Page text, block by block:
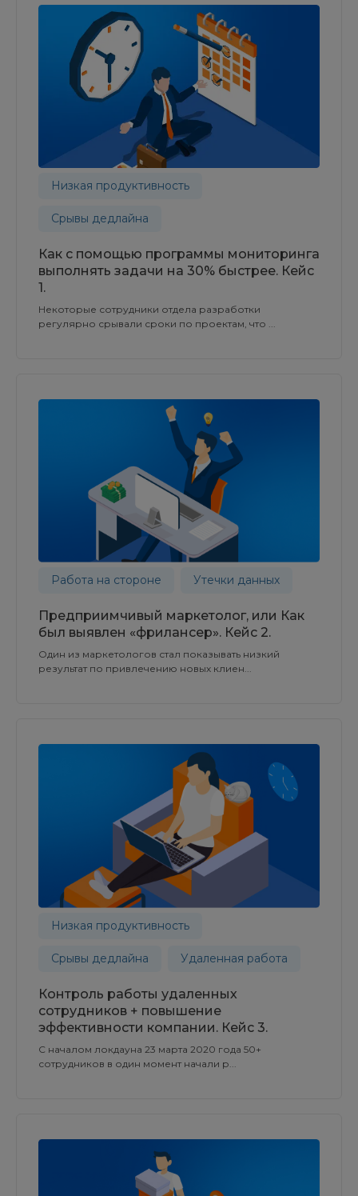
Низкая продуктивность
Срывы дедлайна
Как с помощью программы мониторинга
выполнять задачи на 30% быстрее. Кейс
1.
Некоторые сотрудники отдела разработки
регулярно срывали сроки по проектам, что ...
Работа на стороне Утечки данных
Предприимчивый маркетолог, или Как
был выявлен «фрилансер». Кейс 2.
Один из маркетологов стал показывать низкий
результат по привлечению новых клиен...
Низкая продуктивность
Срывы дедлайна Удаленная работа
Контроль работы удаленных
сотрудников + повышение
эффективности компании. Кейс 3.
С началом локдауна 23 марта 2020 года 50+
сотрудников в один момент начали р...